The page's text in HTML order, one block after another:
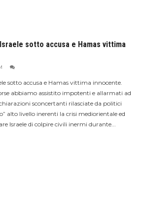
sotto accusa e Hamas vittima
sotto accusa e Hamas vittima innocente.
abbiamo assistito impotenti e allarmati ad
sconcertanti rilasciate da politici
alto livello inerenti la crisi mediorientale ed
Israele di colpire civili inermi durante...